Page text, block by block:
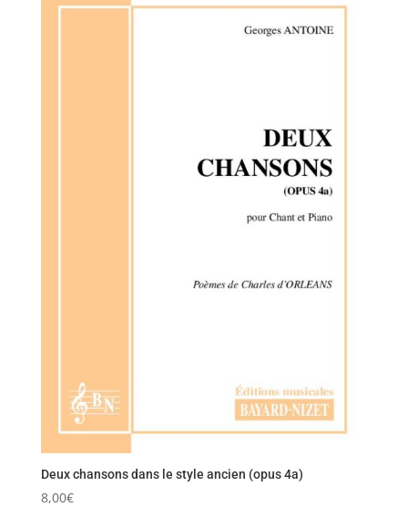
Deux chansons dans le style ancien (opus 4a)
8,00€